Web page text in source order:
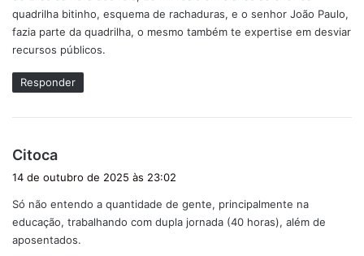
quadrilha bitinho, esquema de rachaduras, e o senhor João Paulo,
fazia parte da quadrilha, o mesmo também te expertise em desviar
recursos públicos.
Responder
Citoca
s
e
:
14 de outubro de 2025 às 23:02
Só não entendo a quantidade de gente, principalmente na
educação, trabalhando com dupla jornada (40 horas), além de
aposentados.